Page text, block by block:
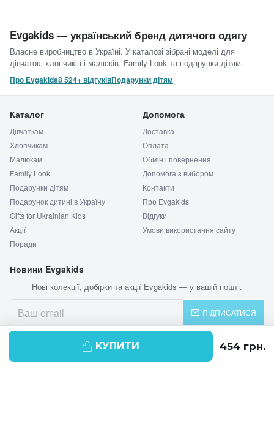
КУПИТИ
Evgakids — український бренд дитячого одягу
Власне виробництво в Україні. У каталозі зібрані моделі для
дівчаток, хлопчиків і малюків, Family Look та подарунки дітям.
Про Evgakids8 524+ відгуківПодарунки дітям
Каталог
Дівчаткам
Хлопчикам
Малюкам
Family Look
Подарунки дітям
Подарунок дитині в Україну
Gifts for Ukrainian Kids
Акції
Поради
Допомога
Доставка
Оплата
Обмін і повернення
Допомога з вибором
Контакти
Про Evgakids
Відгуки
Умови використання сайту
Новини Evgakids
Нові колекції, добірки та акції Evgakids — у вашій пошті.
ПІДПИСАТИСЯ